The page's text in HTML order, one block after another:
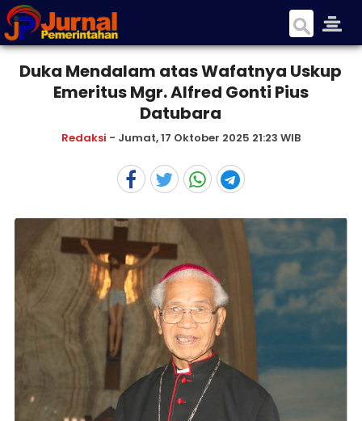
Duka Mendalam atas Wafatnya Uskup
Emeritus Mgr. Alfred Gonti Pius
Datubara
Redaksi - Jumat, 17 Oktober 2025 21:23 WIB